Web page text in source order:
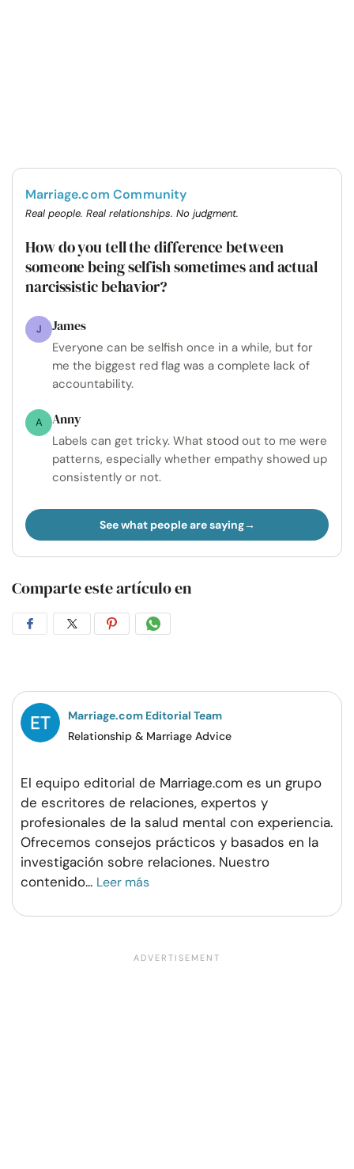
Marriage.com Community
Real people. Real relationships. No judgment.
How do you tell the difference between
someone being selfish sometimes and actual
narcissistic behavior?
J James
Everyone can be selfish once in a while, but for
me the biggest red flag was a complete lack of
accountability.
A Anny
Labels can get tricky. What stood out to me were
patterns, especially whether empathy showed up
consistently or not.
See what people are saying
Comparte este artículo en
CompartirCompartirCompartirCompartir
Marriage.com Editorial Team
Relationship & Marriage Advice
El equipo editorial de Marriage.com es un grupo
de escritores de relaciones, expertos y
profesionales de la salud mental con experiencia.
Ofrecemos consejos prácticos y basados en la
investigación sobre relaciones. Nuestro
contenido... Leer más